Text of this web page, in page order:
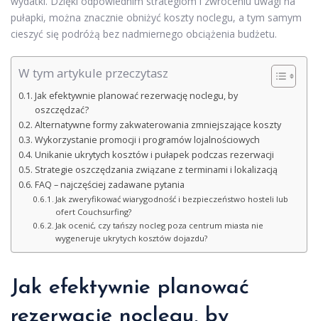
pułapki, można znacznie obniżyć koszty noclegu, a tym samym
cieszyć się podróżą bez nadmiernego obciążenia budżetu.
W tym artykule przeczytasz
Jak efektywnie planować rezerwację noclegu, by
oszczędzać?
Alternatywne formy zakwaterowania zmniejszające koszty
Wykorzystanie promocji i programów lojalnościowych
Unikanie ukrytych kosztów i pułapek podczas rezerwacji
Strategie oszczędzania związane z terminami i lokalizacją
FAQ – najczęściej zadawane pytania
Jak zweryfikować wiarygodność i bezpieczeństwo hosteli lub
ofert Couchsurfing?
Jak ocenić, czy tańszy nocleg poza centrum miasta nie
wygeneruje ukrytych kosztów dojazdu?
Jak efektywnie planować
rezerwację noclegu, by